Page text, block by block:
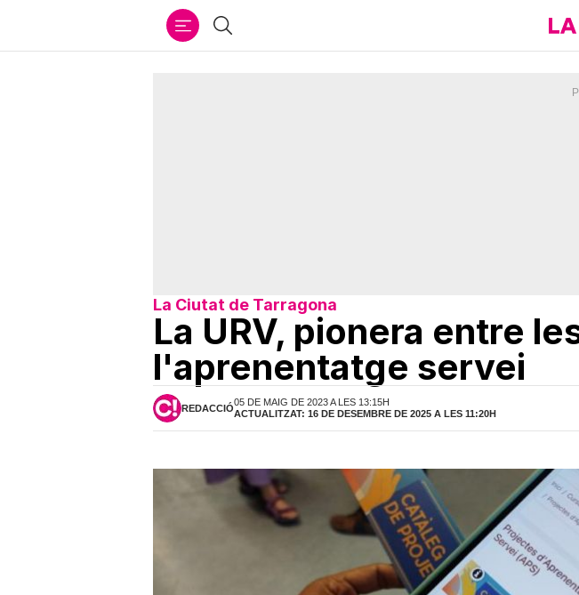
Cercar
La Ciutat de Tarragona
La URV, pionera entre
l'aprenentatge servei
REDACCIÓ
05 DE MAIG DE 2023 A LES 13:15H
ACTUALITZAT: 16 DE DESEMBRE DE 2025 A LES 11:20H